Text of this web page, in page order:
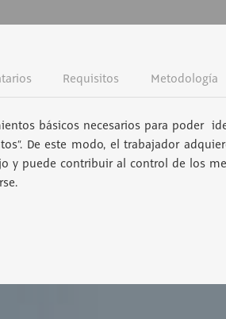
Requisitos Metodología
básicos necesarios para poder
De este modo, el trabajador
y puede contribuir al control de los